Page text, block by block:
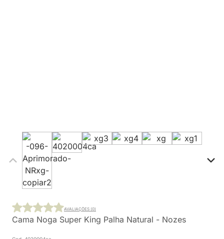
Cama Noga Super King Palha Natural - Nozes
AVALIAÇÕES (0)